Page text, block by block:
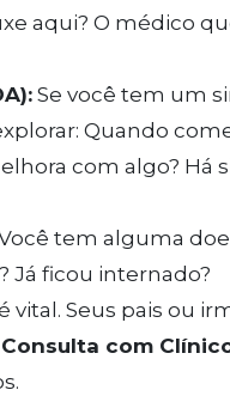
aqui? O médico
Se você tem um
Quando
com algo? Há
tem alguma
Já ficou internado?
vital. Seus pais ou
Consulta com